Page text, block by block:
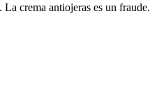
crema antiojeras es un fraude.